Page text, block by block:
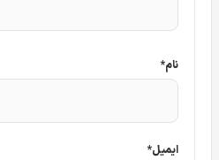
دریافت کند. این پایداری در
نظارت بی‌نقص و ۲۴ ساعته است.
بخش خروجی نیز بسیار
خروجی‌های تصویر باکیفیت برای
نام*
ایمیل*